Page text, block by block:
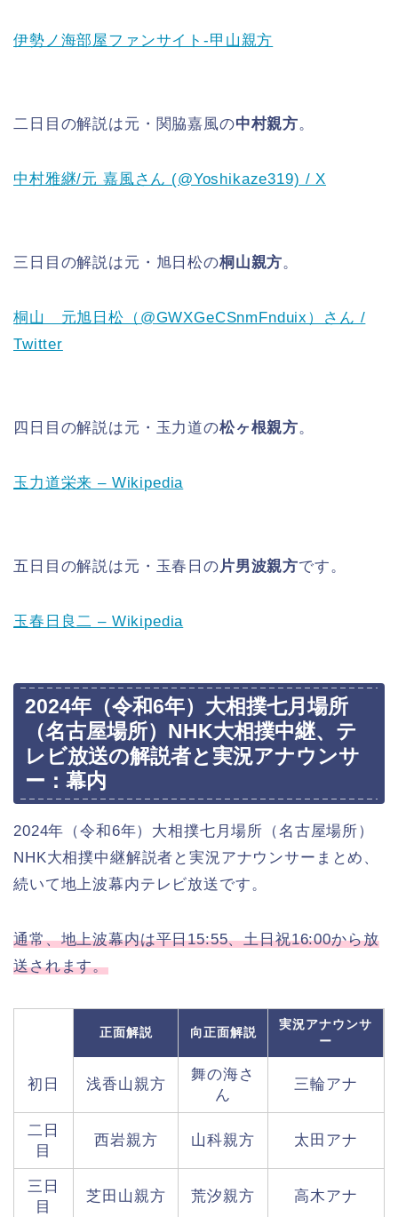
伊勢ノ海部屋ファンサイト-甲山親方
二日目の解説は元・関脇嘉風の中村親方。
中村雅継/元 嘉風さん (@Yoshikaze319) / X
三日目の解説は元・旭日松の桐山親方。
桐山 元旭日松（@GWXGeCSnmFnduix）さん /
Twitter
四日目の解説は元・玉力道の松ヶ根親方。
玉力道栄来 – Wikipedia
五日目の解説は元・玉春日の片男波親方です。
玉春日良二 – Wikipedia
2024年（令和6年）大相撲七月場所
（名古屋場所）NHK大相撲中継、テ
レビ放送の解説者と実況アナウンサ
ー：幕内
2024年（令和6年）大相撲七月場所（名古屋場所）
NHK大相撲中継解説者と実況アナウンサーまとめ、
続いて地上波幕内テレビ放送です。
通常、地上波幕内は平日15:55、土日祝16:00から放
送されます。
正面解説 向正面解説
実況アナウンサ
ー
初日 浅香山親方
舞の海さ
ん
三輪アナ
二日
目
西岩親方 山科親方 太田アナ
三日
目
芝田山親方 荒汐親方 高木アナ